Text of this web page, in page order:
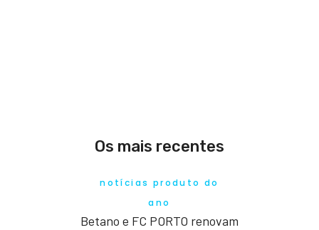
Os mais recentes
notícias produto do
ano
Betano e FC PORTO renovam